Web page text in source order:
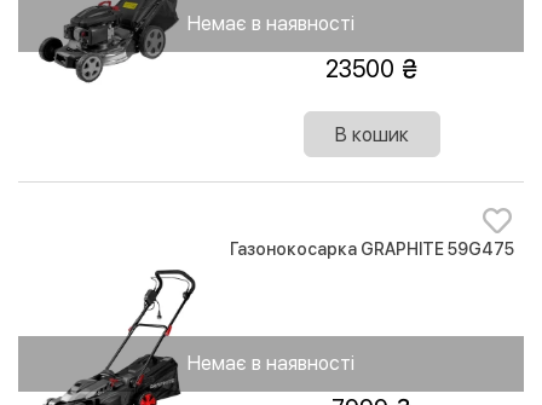
Немає в наявності
23500
В кошик
Немає в наявності
Газонокосарка GRAPHITE 59G475